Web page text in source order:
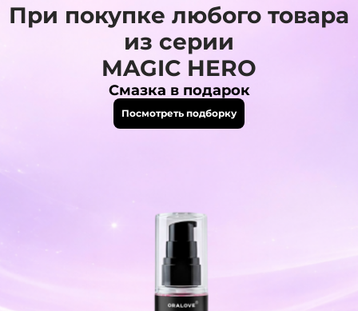
При покупке любого товара
из серии
MAGIC HERO
Смазка в подарок
Посмотреть подборку